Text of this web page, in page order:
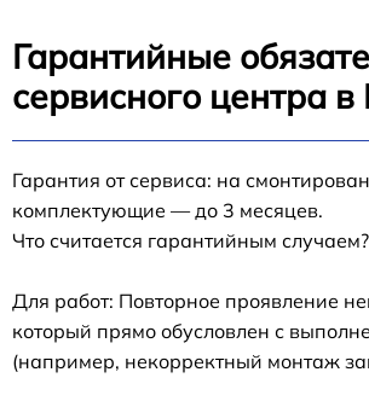
Гарантийные
сервисного центра
Гарантия от сервиса: на
комплектующие — до 3 месяцев.
Что считается гарантийным случаем?
Для работ: Повторное проявление
который прямо обусловлен с
(например, некорректный монтаж